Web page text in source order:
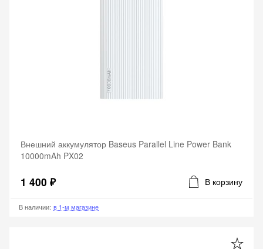
Внешний аккумулятор Baseus Parallel Line Power Bank
10000mAh PX02
1 400 ₽ В корзину
В наличии: в 1-м магазине